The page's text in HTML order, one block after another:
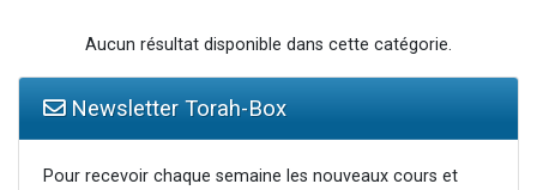
Aucun résultat disponible dans cette catégorie.
Newsletter Torah-Box
Pour recevoir chaque semaine les nouveaux cours et